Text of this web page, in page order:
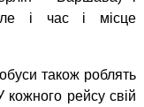
і час і місце
також роблять
кожного рейсу свій